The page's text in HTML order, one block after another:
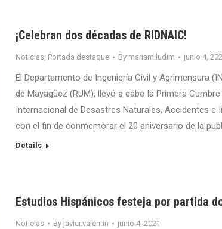
¡Celebran dos décadas de RIDNAIC!
Noticias, Portada destaque By mariam.ludim junio 4,
El Departamento de Ingeniería Civil y Agrimensura
de Mayagüez (RUM), llevó a cabo la Primera
Internacional de Desastres Naturales, Accidentes e
con el fin de conmemorar el 20 aniversario de la
Details
Estudios Hispánicos festeja por partida
Noticias By javier.valentin junio 4, 2021